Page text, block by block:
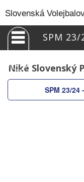
Slovenská
SPM 23/
Niké Slovenský
SPM 23/